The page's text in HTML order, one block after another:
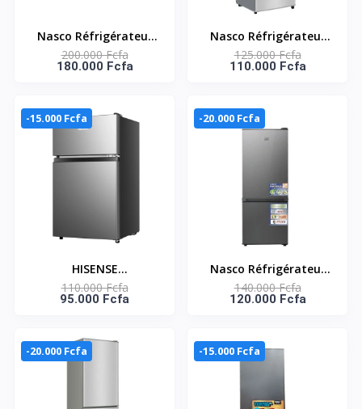
Nasco Réfrigérateur
255 L / 2 Battants 5
Tiroirs-Silver- Avec clés
200.000 Fcfa
180.000 Fcfa
Nasco Réfrigérateur
Combiné- Nasd2-
203Fl-G -
s/Gold/Economied'Ener
gie
125.000 Fcfa
110.000 Fcfa
-15.000 Fcfa
HISENSE
REFRIGERATEUR DEUX
PORTES 80 LT- ECO
110.000 Fcfa
95.000 Fcfa
-20.000 Fcfa
Nasco Réfrigérateur
Combiné Nasd2-213Wa
– 165L/3
240V
140.000 Fcfa
120.000 Fcfa
-20.000 Fcfa -15.000 Fcfa